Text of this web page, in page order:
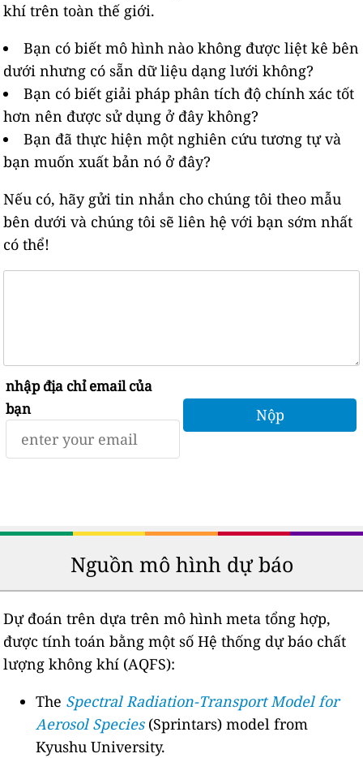
khí trên toàn thế giới.
Bạn có biết mô hình nào không được liệt kê bên
dưới nhưng có sẵn dữ liệu dạng lưới không?
Bạn có biết giải pháp phân tích độ chính xác tốt
hơn nên được sử dụng ở đây không?
Bạn đã thực hiện một nghiên cứu tương tự và
bạn muốn xuất bản nó ở đây?
Nếu có, hãy gửi tin nhắn cho chúng tôi theo mẫu
bên dưới và chúng tôi sẽ liên hệ với bạn sớm nhất
có thể!
nhập địa chỉ email của
bạn
Nguồn mô hình dự báo
Dự đoán trên dựa trên mô hình meta tổng hợp,
được tính toán bằng một số Hệ thống dự báo chất
lượng không khí (AQFS):
The Spectral Radiation-Transport Model for
Aerosol Species(Sprintars) model from
Kyushu University.